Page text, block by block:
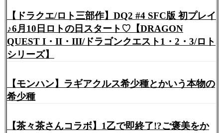
【ドラクエ/ロト三部作】DQ2 #4 SFC版 初プレイ
♪6月10日ロトの日スタート♡【DRAGON
QUEST I・II・III/ドラゴンクエスト1・2・3/ロト
シリーズ】
【モンハン】ラギアクルス希少種とかいう本物の
希少種
【茶々茶さんコラボ】1乙で即終了!?ご褒美をか